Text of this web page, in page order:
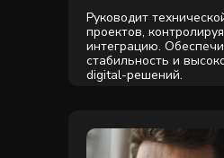
Руководит
проектов,
интеграцию.
стабильность и
digital-решений.